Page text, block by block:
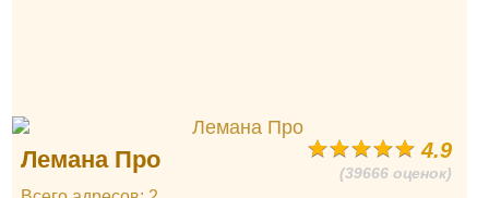
4.9
(39666 оценок)
Лемана Про